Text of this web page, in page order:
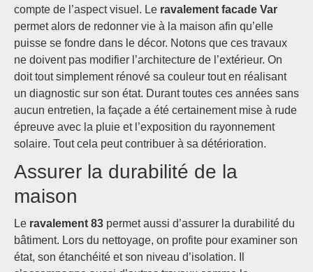
compte de l’aspect visuel. Le ravalement facade Var
permet alors de redonner vie à la maison afin qu’elle
puisse se fondre dans le décor. Notons que ces travaux
ne doivent pas modifier l’architecture de l’extérieur. On
doit tout simplement rénové sa couleur tout en réalisant
un diagnostic sur son état. Durant toutes ces années sans
aucun entretien, la façade a été certainement mise à rude
épreuve avec la pluie et l’exposition du rayonnement
solaire. Tout cela peut contribuer à sa détérioration.
Assurer la durabilité de la
maison
Le ravalement 83 permet aussi d’assurer la durabilité du
bâtiment. Lors du nettoyage, on profite pour examiner son
état, son étanchéité et son niveau d’isolation. Il